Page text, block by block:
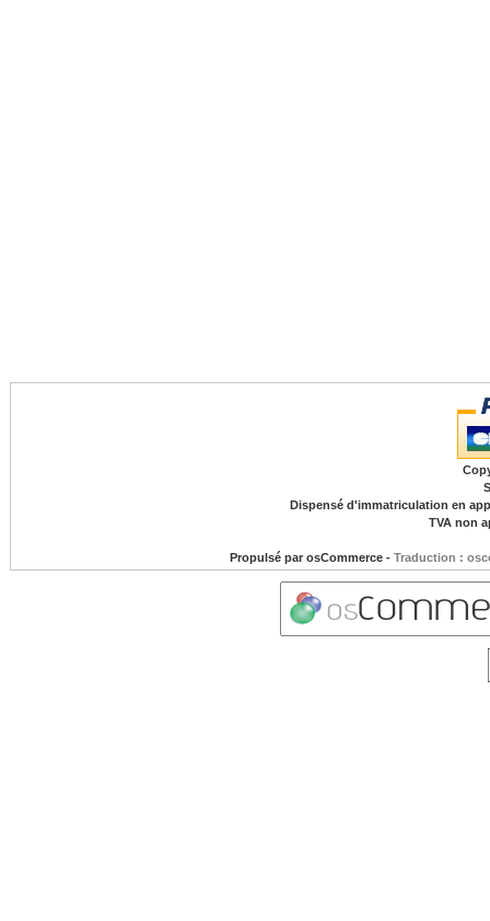
Dispensé d'immatriculation en
TVA non
Propulsé par osCommerce- Traduction :